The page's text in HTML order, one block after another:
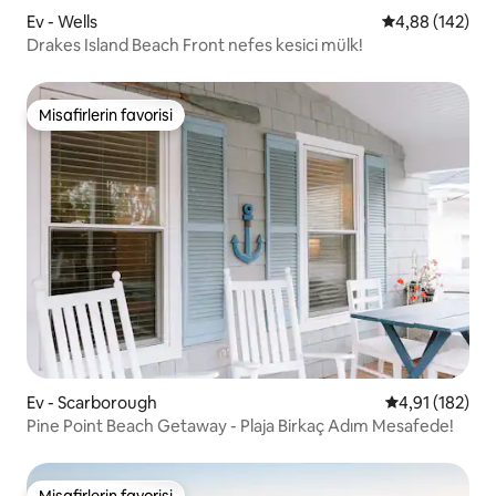
Ev - Wells 5 üzerinden
4,88 (142)
Drakes Island Beach Front nefes kesici mülk!
Misafirlerin favorisi
Misafirlerin favorisi
Ev - Scarborough 5 üzerinden
4,91 (182)
Pine Point Beach Getaway - Plaja Birkaç Adım Mesafede!